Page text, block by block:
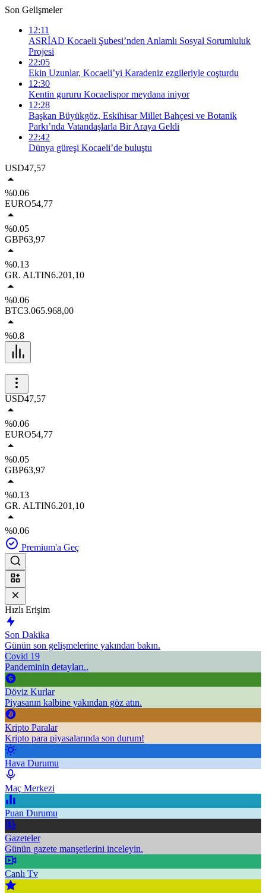
Son Gelişmeler
12:11
ASRİAD Kocaeli Şubesi’nden Anlamlı Sosyal Sorumluluk
Projesi
22:05
Ekin Uzunlar, Kocaeli’yi Karadeniz ezgileriyle coşturdu
12:30
Kentin gururu Kocaelispor meydana iniyor
12:28
Başkan Büyükgöz, Eskihisar Millet Bahçesi ve Botanik
Parkı’nda Vatandaşlarla Bir Araya Geldi
22:42
Dünya güreşi Kocaeli’de buluştu
USD47,57
%0.06
EURO54,77
%0.05
GBP63,97
%0.13
GR. ALTIN6.201,10
%0.06
BTC3.065.968,00
%0.8
USD47,57
%0.06
EURO54,77
%0.05
GBP63,97
%0.13
GR. ALTIN6.201,10
%0.06
Premium'a Geç
Hızlı Erişim
Son Dakika
Günün son gelişmelerine yakından bakın.
Covid 19
Pandeminin detayları..
Döviz Kurlar
Piyasanın kalbine yakından göz atın.
Kripto Paralar
Kripto para piyasalarında son durum!
Hava Durumu
Maç Merkezi
Puan Durumu
Gazeteler
Günün gazete manşetlerini inceleyin.
Canlı Tv